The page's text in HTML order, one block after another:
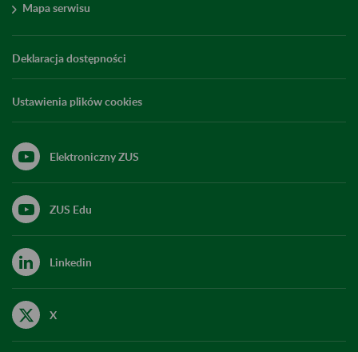
Mapa serwisu
Deklaracja dostępności
Ustawienia plików cookies
Elektroniczny ZUS
ZUS Edu
Linkedin
X